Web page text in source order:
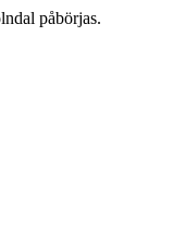
påbörjas.